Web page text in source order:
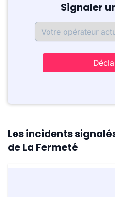
Signaler
Les incidents
de La Fermeté